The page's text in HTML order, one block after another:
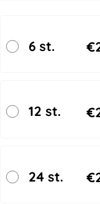
6 st. €
12 st. €
24 st. €